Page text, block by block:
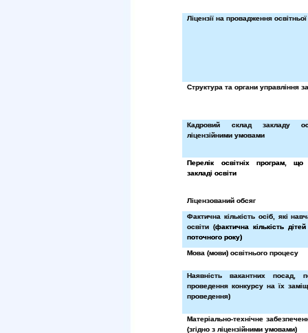
Ліцензії на провадження освітньої
Структура та органи управління
Кадровий склад закладу
ліцензійними умовами
Перелік освітніх програм,
закладі освіти
Ліцензований обсяг
Фактична кількість осіб, які
освіти (фактична кількість
поточного року)
Мова (мови) освітнього процесу
Наявність вакантних посад,
проведення конкурсу на їх
проведення)
Матеріально-технічне
(згідно з ліцензійними умовами)